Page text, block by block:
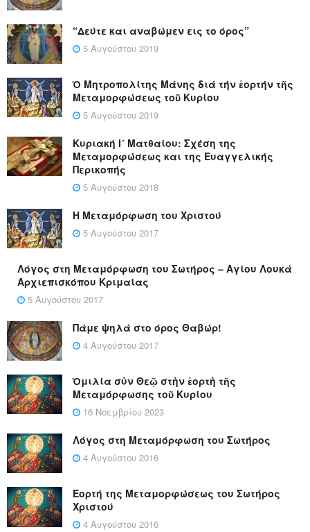
“Δεύτε και αναβώμεν εις το όρος”
5 Αυγούστου 2019
Ὁ Μητροπολίτης Μάνης διά τήν ἑορτήν τῆς
Μεταμορφώσεως τοῦ Κυρίου
5 Αυγούστου 2019
Κυριακή Ι´ Ματθαίου: Σχέση της
Μεταμορφώσεως και της Ευαγγελικής
Περικοπής
5 Αυγούστου 2018
Η Μεταμόρφωση του Χριστού
5 Αυγούστου 2017
Λόγος στη Μεταμόρφωση του Σωτήρος – Αγίου Λουκά
Αρχιεπισκόπου Κριμαίας
5 Αυγούστου 2017
Πάμε ψηλά στο όρος Θαβώρ!
4 Αυγούστου 2017
Ὁμιλία σὺν Θεῷ στὴν ἑορτὴ τῆς
Μεταμόρφωσης τοῦ Κυρίου
16 Νοεμβρίου 2023
Λόγος στη Μεταμόρφωση του Σωτήρος
4 Αυγούστου 2016
Εορτή της Μεταμορφώσεως του Σωτήρος
Χριστού
4 Αυγούστου 2016